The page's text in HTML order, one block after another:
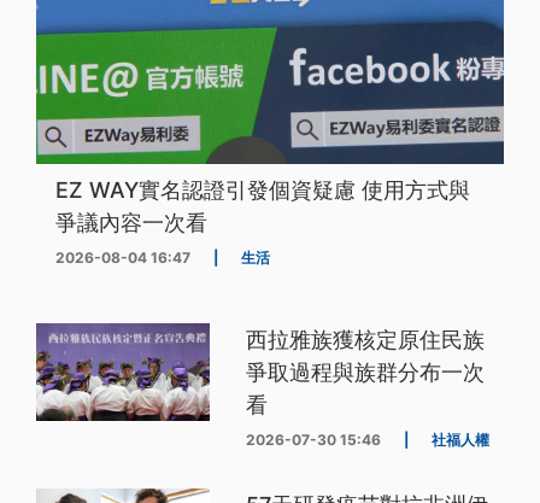
EZ WAY實名認證引發個資疑慮 使用方式與
爭議內容一次看
2026-08-04 16:47 生活
西拉雅族獲核定原住民族
爭取過程與族群分布一次
看
2026-07-30 15:46 社福人權